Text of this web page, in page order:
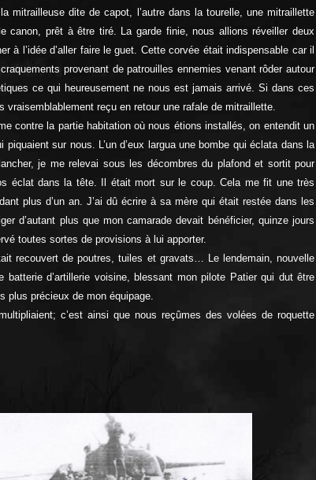
mitrailleuse dite de capot, l’autre dans la tourelle, une mitraillette
canon, prêt à être tiré. La garde finie, nous allions réveiller deux
à l’idée d’aller faire le guet. Cette corvée était indispensable car il
provenant de patrouilles ennemies venant rôder autour
ce qui heureusement ne nous est jamais arrivé. Si dans ces
reçu en retour une rafale de mitraillette.
contre la partie habitation où nous étions installés, on entendit un
sur nous. L’un d’eux largua une bombe qui éclata dans la
je me relevai sous les décombres du plafond et sortit pour
éclat dans la tête. Il était mort sur le coup. Cela me fit une très
plus d’un an. J’ai dû écrire à sa mère qui était restée dans les
d’autant plus que mon camarade devait bénéficier, quinze jours
toutes sortes de provisions à lui apporter.
recouvert de poutres, tuiles et gravats… Le lendemain, nouvelle
d’artillerie voisine, blessant mon pilote Patier qui dut être
plus précieux de mon équipage.
c’est ainsi que nous reçûmes des volées de roquette